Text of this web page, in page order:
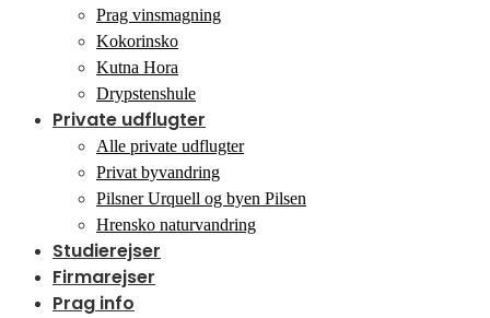
Prag vinsmagning
Kokorinsko
Kutna Hora
Drypstenshule
Private udflugter
Alle private udflugter
Privat byvandring
Pilsner Urquell og byen Pilsen
Hrensko naturvandring
Studierejser
Firmarejser
Prag info